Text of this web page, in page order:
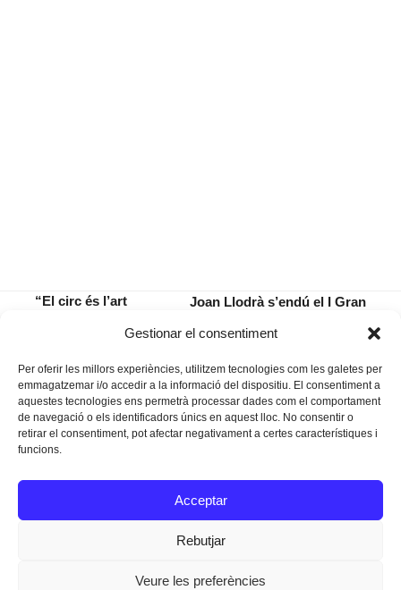
Gestionar el consentiment
Per oferir les millors experiències, utilitzem tecnologies com les galetes per
emmagatzemar i/o accedir a la informació del dispositiu. El consentiment a
aquestes tecnologies ens permetrà processar dades com el comportament
de navegació o els identificadors únics en aquest lloc. No consentir o
retirar el consentiment, pot afectar negativament a certes característiques i
funcions.
Acceptar
Rebutjar
Veure les preferències
“El circ és l’art
next
Joan Llodrà s’endú el I Gran
– Plataforma per la Llengua
Instagram
Facebook
Twitter
Texts Legals